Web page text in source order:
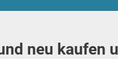
neu kaufen